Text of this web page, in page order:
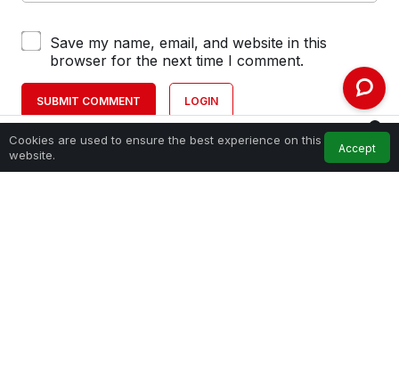
Save my name, email, and website in this
browser for the next time I comment.
SUBMIT COMMENT LOGIN
Cookies are used to ensure the best experience on this
website.
Accept
Home Notifications